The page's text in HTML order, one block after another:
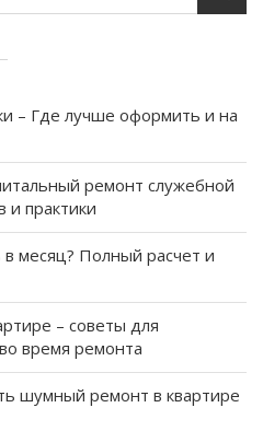
Все
– Где лучше оформить и на
ремонт служебной
и практики
в месяц? Полный расчет и
– советы для
время ремонта
шумный ремонт в квартире